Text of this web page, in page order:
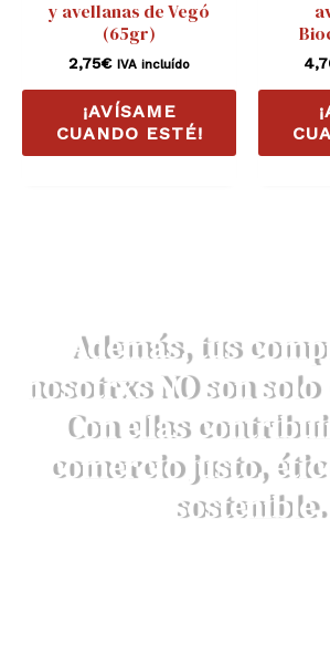
y avellanas de Vegó
(65gr)
2,75€ IVA incluído
¡AVÍSAME
CUANDO ESTÉ!
Además, tus
nosotrxs NO son
Con ellas
comercio justo,
sostenible.